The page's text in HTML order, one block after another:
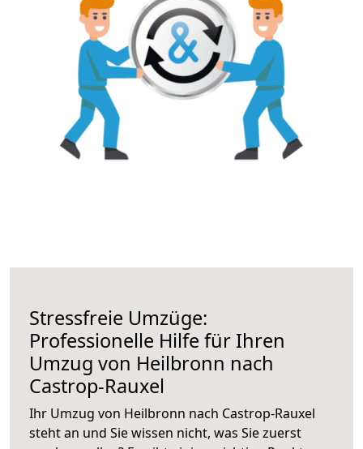
Stressfreie Umzüge:
Professionelle Hilfe für Ihren
Umzug von Heilbronn nach
Castrop-Rauxel
Ihr Umzug von Heilbronn nach Castrop-Rauxel
steht an und Sie wissen nicht, was Sie zuerst